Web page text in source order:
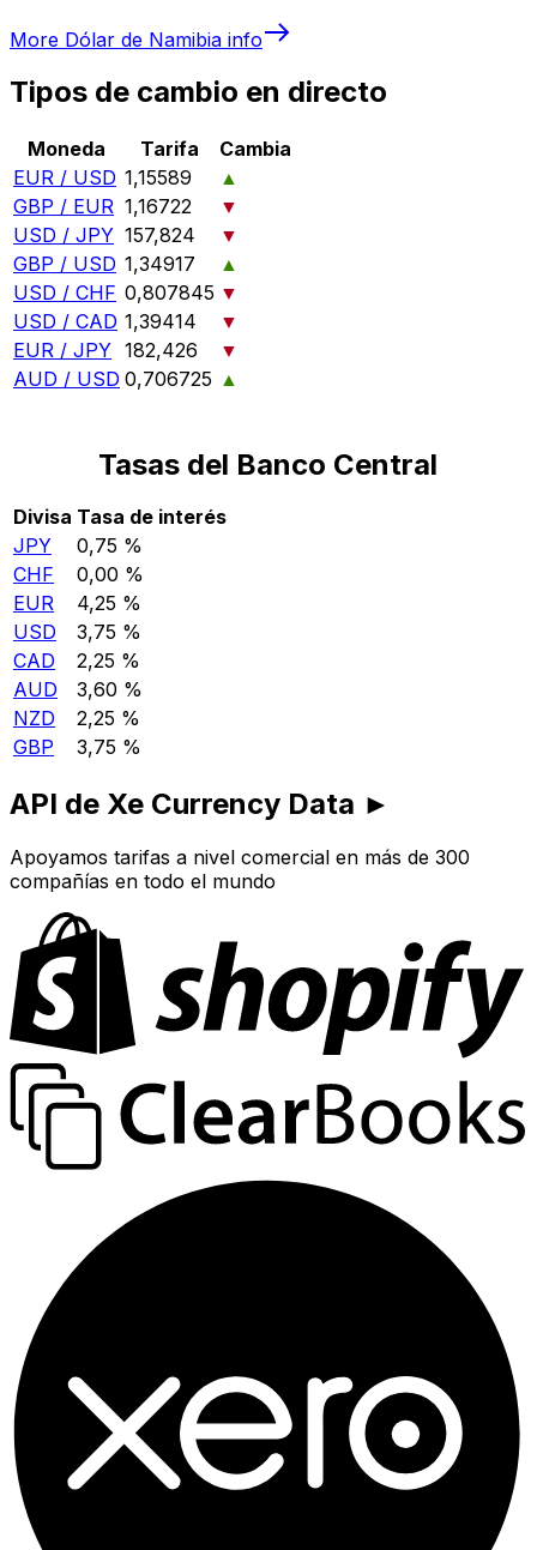
More Dólar de Namibia info
Tipos de cambio en directo
Moneda Tarifa
Cambia
EUR / USD 1,15589
▲
GBP / EUR 1,16722
▼
USD / JPY 157,824
▼
GBP / USD 1,34917
▲
USD / CHF 0,807845 ▼
USD / CAD 1,39414
▼
EUR / JPY 182,426
▼
AUD / USD 0,706725 ▲
Tasas del Banco Central
Divisa Tasa de interés
JPY
0,75 %
CHF
0,00 %
EUR
4,25 %
USD
3,75 %
CAD
2,25 %
AUD
3,60 %
NZD
2,25 %
GBP
3,75 %
API de Xe Currency Data ►
Apoyamos tarifas a nivel comercial en más de 300
compañías en todo el mundo